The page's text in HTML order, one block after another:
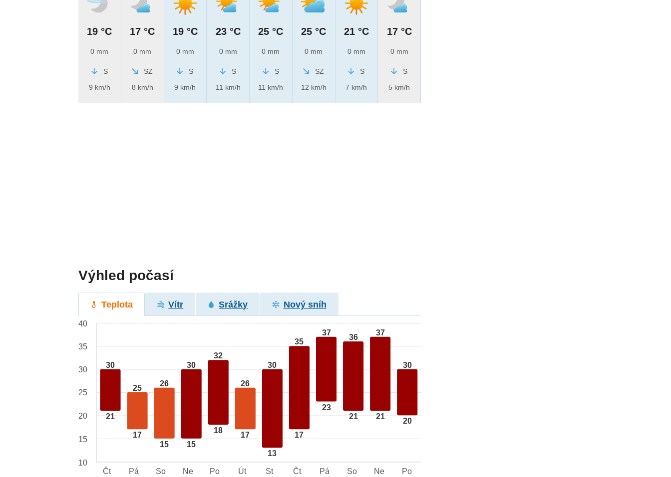
19 °C
0 mm
S
9 km/h
17 °C
0 mm
SZ
8 km/h
19 °C
0 mm
S
9 km/h
23 °C
0 mm
S
11 km/h
25 °C
0 mm
S
11 km/h
25 °C
0 mm
SZ
12 km/h
21 °C
0 mm
S
7 km/h
17 °C
0 mm
S
5 km/h
Výhled počasí
Teplota Vítr Srážky Nový sníh
30
21
25
17
26
15
30
15
32
18
26
17
30
13
35
17
37
23
36
21
37
21
30
20
40
35
30
25
20
15
10
Čt
Pá So Ne Po Út St Čt Pá So Ne Po